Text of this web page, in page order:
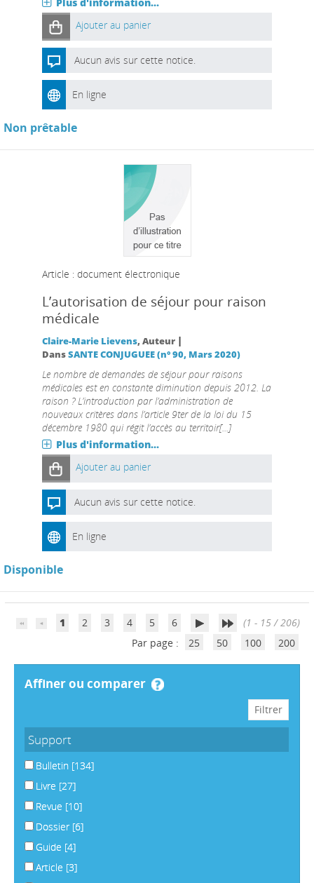
Ajouter au panier
Aucun avis sur cette notice.
En ligne
Non prêtable
Article : document électronique
L’autorisation de séjour pour raison
médicale
Claire-Marie Lievens, Auteur |
DansSANTE CONJUGUEE (n° 90, Mars 2020)
Le nombre de demandes de séjour pour raisons
médicales est en constante diminution depuis 2012. La
raison ? L’introduction par l’administration de
nouveaux critères dans l’article 9ter de la loi du 15
décembre 1980 qui régit l’accès au territoir[...]
Plus d'information...
Ajouter au panier
Aucun avis sur cette notice.
En ligne
Disponible
1 2 3 4 5 6
(1 - 15 / 206)
Par page :
25 50 100 200
affiner ou comparer
Support
Bulletin [134]
Livre [27]
Revue [10]
Dossier [6]
Guide [4]
Article [3]